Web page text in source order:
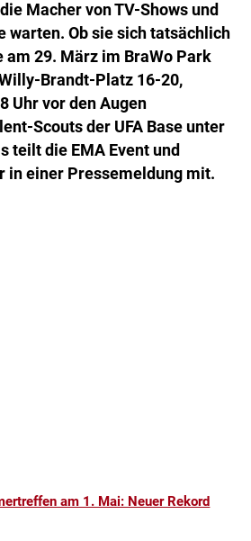
Macher von TV-Shows und
warten. Ob sie sich tatsächlich
am 29. März im BraWo Park
Brandt-Platz 16-20,
Uhr vor den Augen
Scouts der UFA Base unter
teilt die EMA Event und
in einer Pressemeldung mit.
am 1. Mai: Neuer Rekord